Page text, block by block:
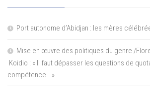
Port autonome d’Abidjan : les mères
Mise en œuvre des politiques du genre /
Koidio : « Il faut dépasser les questions de
compétence… »